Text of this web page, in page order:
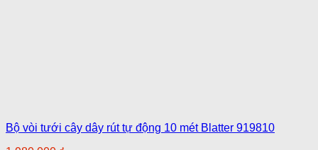
Bộ vòi tưới cây dây rút tự động 10 mét Blatter 919810